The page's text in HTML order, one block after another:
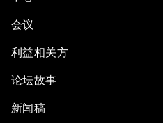
会议
利益相关方
论坛故事
新闻稿